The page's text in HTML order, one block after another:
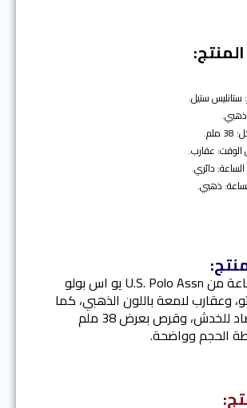
ستانليس ستيل.
ذهبي.
عقارب.
دائري.
ذهبي.
تتميز هذه الساعة من U.S. Polo Assn يو اس بولو
وعقارب لامعة باللون الذهبي، كما
تتميز بزجاج مضاد للخدش، وقرص بعرض 38 ملم
الحجم وواضحة.